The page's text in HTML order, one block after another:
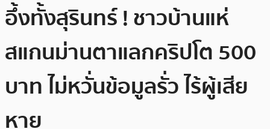
อึ้งทั้งสุรินทร์ ! ชาวบ้านแห่
สแกนม่านตาแลกคริปโต 500
บาท ไม่หวั่นข้อมูลรั่ว ไร้ผู้เสีย
หาย